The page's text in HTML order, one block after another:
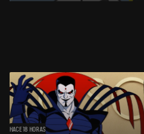
HACE 18 HORAS